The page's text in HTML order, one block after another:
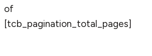
of
[tcb_pagination_total_pages]